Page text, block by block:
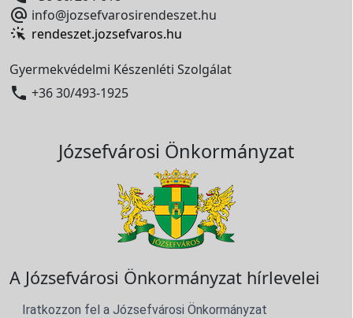
 info@jozsefvarosirendeszet.hu
rendeszet.jozsefvaros.hu
Gyermekvédelmi Készenléti Szolgálat
 +36 30/493-1925
Józsefvárosi Önkormányzat
A Józsefvárosi Önkormányzat hírlevelei
Iratkozzon fel a Józsefvárosi Önkormányzat